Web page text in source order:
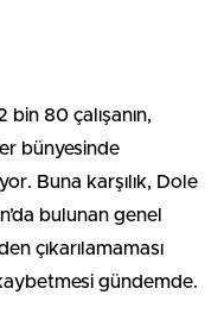
80 çalışanın,
bünyesinde
Buna karşılık, Dole
bulunan genel
çıkarılamaması
gündemde.